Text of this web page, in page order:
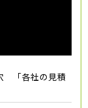
「各社の見積